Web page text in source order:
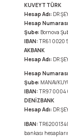
KUVEYTTÜRK
Hesap Adı: DR
Hesap
Şube: Bornova
IBAN:TR61 0020
AKBANK
Hesap Adı: DR
Hesap
Şube:
IBAN:TR97 0004
DENİZBANK
Hesap Adı: DR
IBAN:
bankası